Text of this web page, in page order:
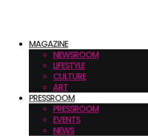
MAGAZINE
NEWSROOM
LIFESTYLE
CULTURE
ART
PRESSROOM
PRESSROOM
EVENTS
NEWS